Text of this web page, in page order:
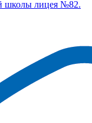
школы лицея №82.